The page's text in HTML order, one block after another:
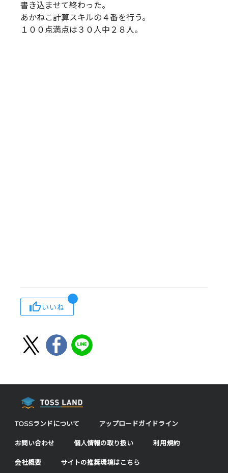
書き込ませて終わった。
あかねこ計算スキルの４番を行う。
１００点満点は３０人中２８人。
いいね
TOSSランドについて アップロードガイドライン
お問い合わせ 個人情報の取り扱い 利用規約
会社概要 サイトの推奨環境はこちら